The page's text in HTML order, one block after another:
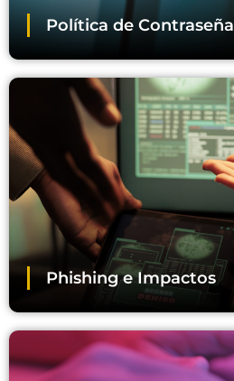
Política de Contraseña
Phishing e Impactos